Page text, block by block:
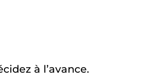
à l’avance.